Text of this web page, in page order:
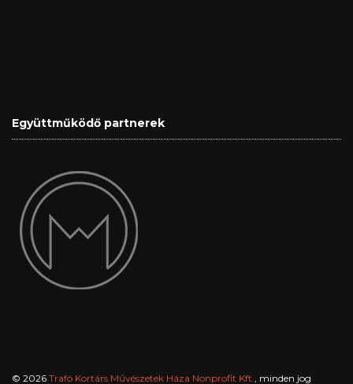
Együttműködő partnerek
© 2026 Trafó Kortárs Művészetek Háza Nonprofit Kft., minden jog